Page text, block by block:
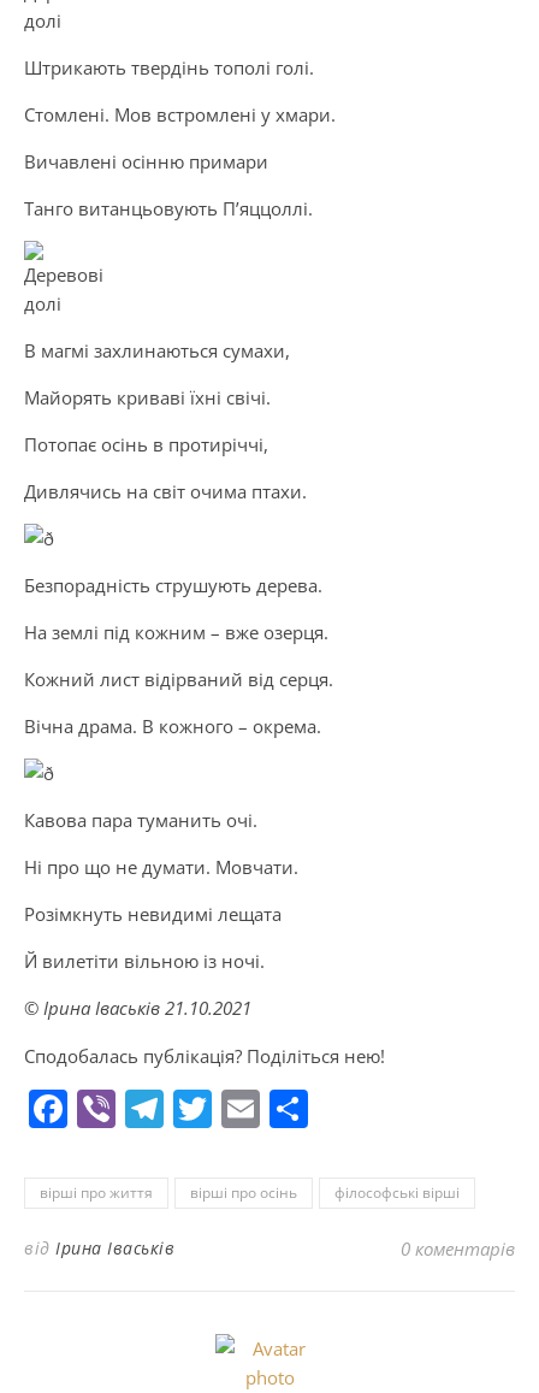
Штрикають твердінь тополі голі.
Стомлені. Мов встромлені у хмари.
Вичавлені осінню примари
Танго витанцьовують П’яццоллі.
В магмі захлинаються сумахи,
Майорять криваві їхні свічі.
Потопає осінь в протиріччі,
Дивлячись на світ очима птахи.
Безпорадність струшують дерева.
На землі під кожним – вже озерця.
Кожний лист відірваний від серця.
Вічна драма. В кожного – окрема.
Кавова пара туманить очі.
Ні про що не думати. Мовчати.
Розімкнуть невидимі лещата
Й вилетіти вільною із ночі.
© Ірина Іваськів 21.10.2021
Сподобалась публікація? Поділіться нею!
Facebook
ViberTelegram
Twitter
Email
вірші про життя вірші про осінь філософські вірші
від Ірина Іваськів 0 коментарів